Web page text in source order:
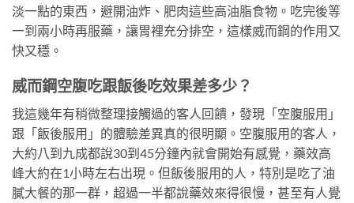
淡一點的東西，避開油炸、肥肉這些高油脂食物。吃完後等
一到兩小時再服藥，讓胃裡充分排空，這樣威而鋼的作用又
快又穩。
威而鋼空腹吃跟飯後吃效果差多少？
我這幾年有稍微整理接觸過的客人回饋，發現「空腹服用」
跟「飯後服用」的體驗差異真的很明顯。空腹服用的客人，
大約八到九成都說30到45分鐘內就會開始有感覺，藥效高
峰大約在1小時左右出現。但飯後服用的人，特別是吃了油
膩大餐的那一群，超過一半都說藥效來得很慢，甚至有人覺